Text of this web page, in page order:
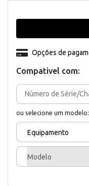
Compativel com:
ou selecione um modelo:
Equipamento
Modelo
Opções de